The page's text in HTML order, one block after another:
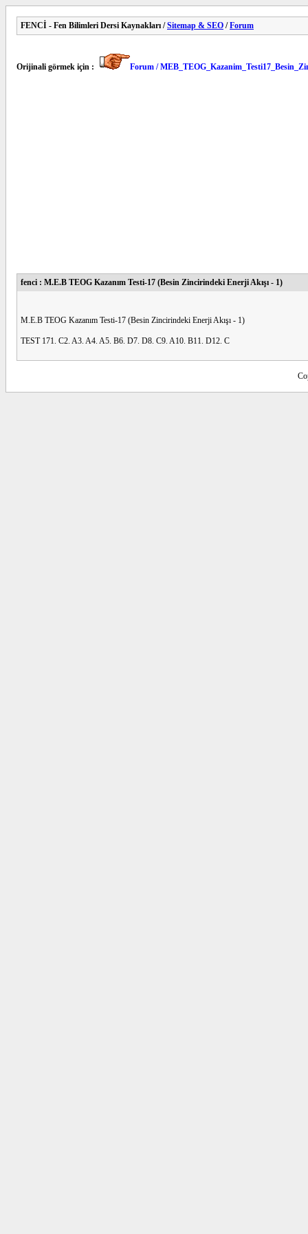
FENCİ - Fen Bilimleri Dersi Kaynakları /Sitemap & SEO /Forum
Orijinali görmek için : Forum /
fenci : M.E.B TEOG Kazanım Testi-17 (Besin Zincirindeki Enerji Akışı - 1)
M.E.B TEOG Kazanım Testi-17 (Besin Zincirindeki Enerji Akışı - 1)
TEST 171. C2. A3. A4. A5. B6. D7. D8. C9. A10. B11. D12. C